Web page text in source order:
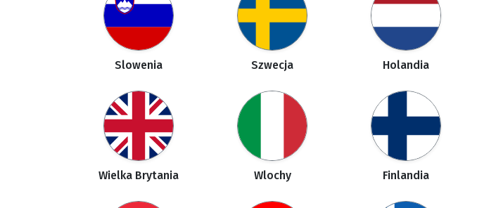
Slowenia Szwecja Holandia
Wielka Brytania Wlochy Finlandia